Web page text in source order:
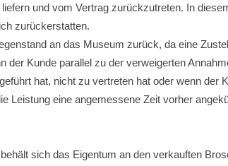
und vom Vertrag zurückzutreten. In
zurückerstatten.
an das Museum zurück, da eine
der Kunde parallel zu der verweigerten
hat, nicht zu vertreten hat oder wenn der
Leistung eine angemessene Zeit vorher
sich das Eigentum an den verkauften